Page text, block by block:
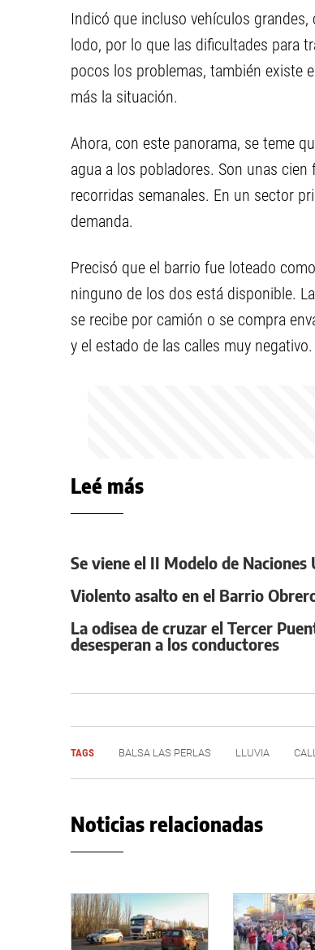
Indicó que incluso vehículos
lodo, por lo que las dificultades para
pocos los problemas, también existe
más la situación.
Ahora, con este panorama, se teme
agua a los pobladores. Son unas
recorridas semanales. En un sector
demanda.
Precisó que el barrio fue loteado
ninguno de los dos está disponible.
se recibe por camión o se compra
y el estado de las calles muy negativo.
Leé más
Se viene el II Modelo de
Violento asalto en el Barrio
La odisea de cruzar el Tercer
desesperan a los conductores
TAGS BALSA LAS PERLAS LLUVIA
Noticias relacionadas